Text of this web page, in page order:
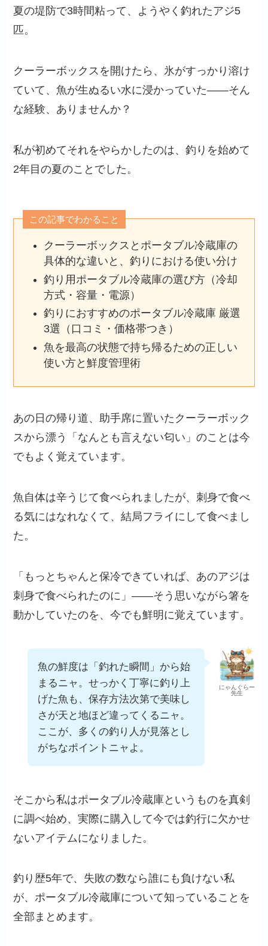
夏の堤防で3時間粘って、ようやく釣れたアジ5
匹。
クーラーボックスを開けたら、氷がすっかり溶け
ていて、魚が生ぬるい水に浸かっていた——そん
な経験、ありませんか？
私が初めてそれをやらかしたのは、釣りを始めて
2年目の夏のことでした。
この記事でわかること
クーラーボックスとポータブル冷蔵庫の
具体的な違いと、釣りにおける使い分け
釣り用ポータブル冷蔵庫の選び方（冷却
方式・容量・電源）
釣りにおすすめのポータブル冷蔵庫 厳選
3選（口コミ・価格帯つき）
魚を最高の状態で持ち帰るための正しい
使い方と鮮度管理術
あの日の帰り道、助手席に置いたクーラーボック
スから漂う「なんとも言えない匂い」のことは今
でもよく覚えています。
魚自体は辛うじて食べられましたが、刺身で食べ
る気にはなれなくて、結局フライにして食べまし
た。
「もっとちゃんと保冷できていれば、あのアジは
刺身で食べられたのに」——そう思いながら箸を
動かしていたのを、今でも鮮明に覚えています。
にゃんぐらー
先生
魚の鮮度は「釣れた瞬間」から始
まるニャ。せっかく丁寧に釣り上
げた魚も、保存方法次第で美味し
さが天と地ほど違ってくるニャ。
ここが、多くの釣り人が見落とし
がちなポイントニャよ。
そこから私はポータブル冷蔵庫というものを真剣
に調べ始め、実際に購入して今では釣行に欠かせ
ないアイテムになりました。
釣り歴5年で、失敗の数なら誰にも負けない私
が、ポータブル冷蔵庫について知っていることを
全部まとめます。